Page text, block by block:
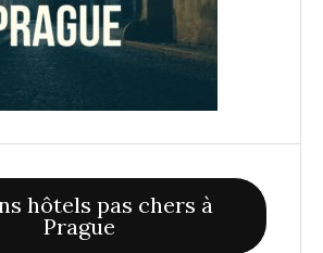
hôtels pas chers à
Prague